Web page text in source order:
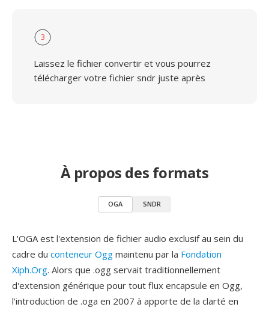
3
Laissez le fichier convertir et vous pourrez
télécharger votre fichier sndr juste après
À propos des formats
OGA SNDR
L'OGA est l'extension de fichier audio exclusif au sein du
cadre du conteneur Ogg maintenu par la Fondation
Xiph.Org. Alors que .ogg servait traditionnellement
d'extension générique pour tout flux encapsule en Ogg,
l'introduction de .oga en 2007 à apporte de la clarté en